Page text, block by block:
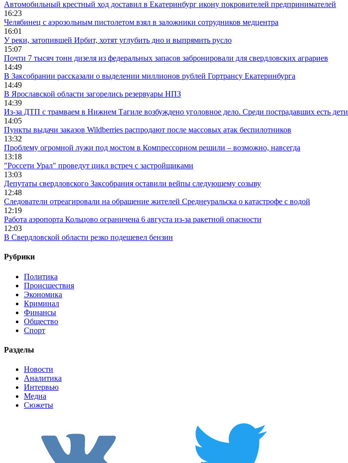
Автомобильный крестный ход доставил в Екатеринбург икону покровителей предпринимателей
16:23
Челябинец с аэрозольным пистолетом взял в заложники сотрудников медцентра
16:01
У реки, затопившей Ирбит, хотят углубить дно и выпрямить русло
15:07
Почти 7 тысяч тонн дизеля из федеральных запасов забронировали для свердловских аграриев
14:49
В Заксобрании рассказали о выделении миллионов рублей Гортрансу Екатеринбурга
14:49
В Ярославской области загорелись резервуары НПЗ
14:39
Из-за ДТП с трамваем в Нижнем Тагиле возбуждено уголовное дело. Среди пострадавших есть дети
14:05
Пункты выдачи заказов Wildberries распродают после массовых атак беспилотников
13:32
Проблему огромной лужи под мостом в Компрессорном решили – возможно, навсегда
13:18
"Россети Урал" проведут цикл встреч с застройщиками
13:03
Депутаты свердловского Заксобрания оставили вейпы следующему созыву
12:48
Следователи отреагировали на обращение жителей Среднеуральска о катастрофе с водой
12:19
Работа аэропорта Кольцово ограничена 6 августа из-за ракетной опасности
12:03
В Свердловской области резко подешевел бензин
Рубрики
Политика
Происшествия
Экономика
Криминал
Финансы
Общество
Спорт
Разделы
Новости
Аналитика
Интервью
Медиа
Сюжеты